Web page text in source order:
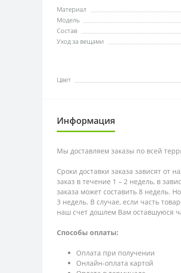
Материал
Модель
Состав
Уход за вещами
Цвет
Информация
Мы доставляем заказы по всей
Сроки доставки заказа зависят от
заказ в течение 1 – 2 недель, в
заказа может составить 8 недель.
3 недель. В случае, если часть
наш счет дошлем Вам оставшуюся
Способы оплаты:
Оплата при получении
Онлайн-оплата картой